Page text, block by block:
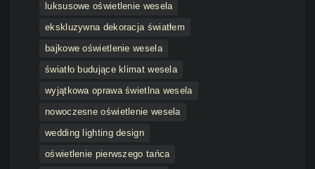
luksusowe oświetlenie wesela
ekskluzywna dekoracja światłem
bajkowe oświetlenie wesela
światło budujące klimat wesela
wyjątkowa oprawa świetlna wesela
nowoczesne oświetlenie wesela
wedding lighting design
oświetlenie pierwszego tańca